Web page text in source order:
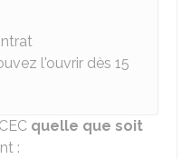
l'ouvrir dès 15
quelle que soit
: